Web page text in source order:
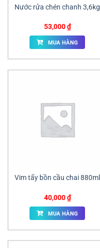
Nước rửa chén chanh 3,6kg
53,000₫
MUA HÀNG
Vim tẩy bồn cầu chai 880ml
40,000₫
MUA HÀNG